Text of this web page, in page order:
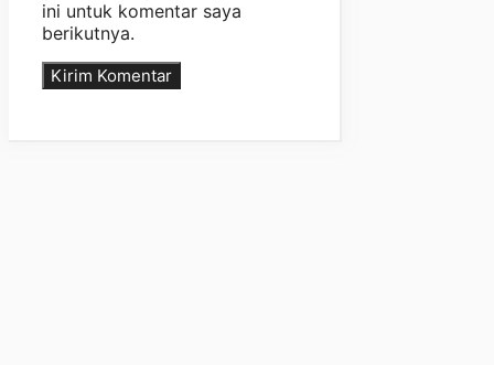
ini untuk komentar saya
berikutnya.